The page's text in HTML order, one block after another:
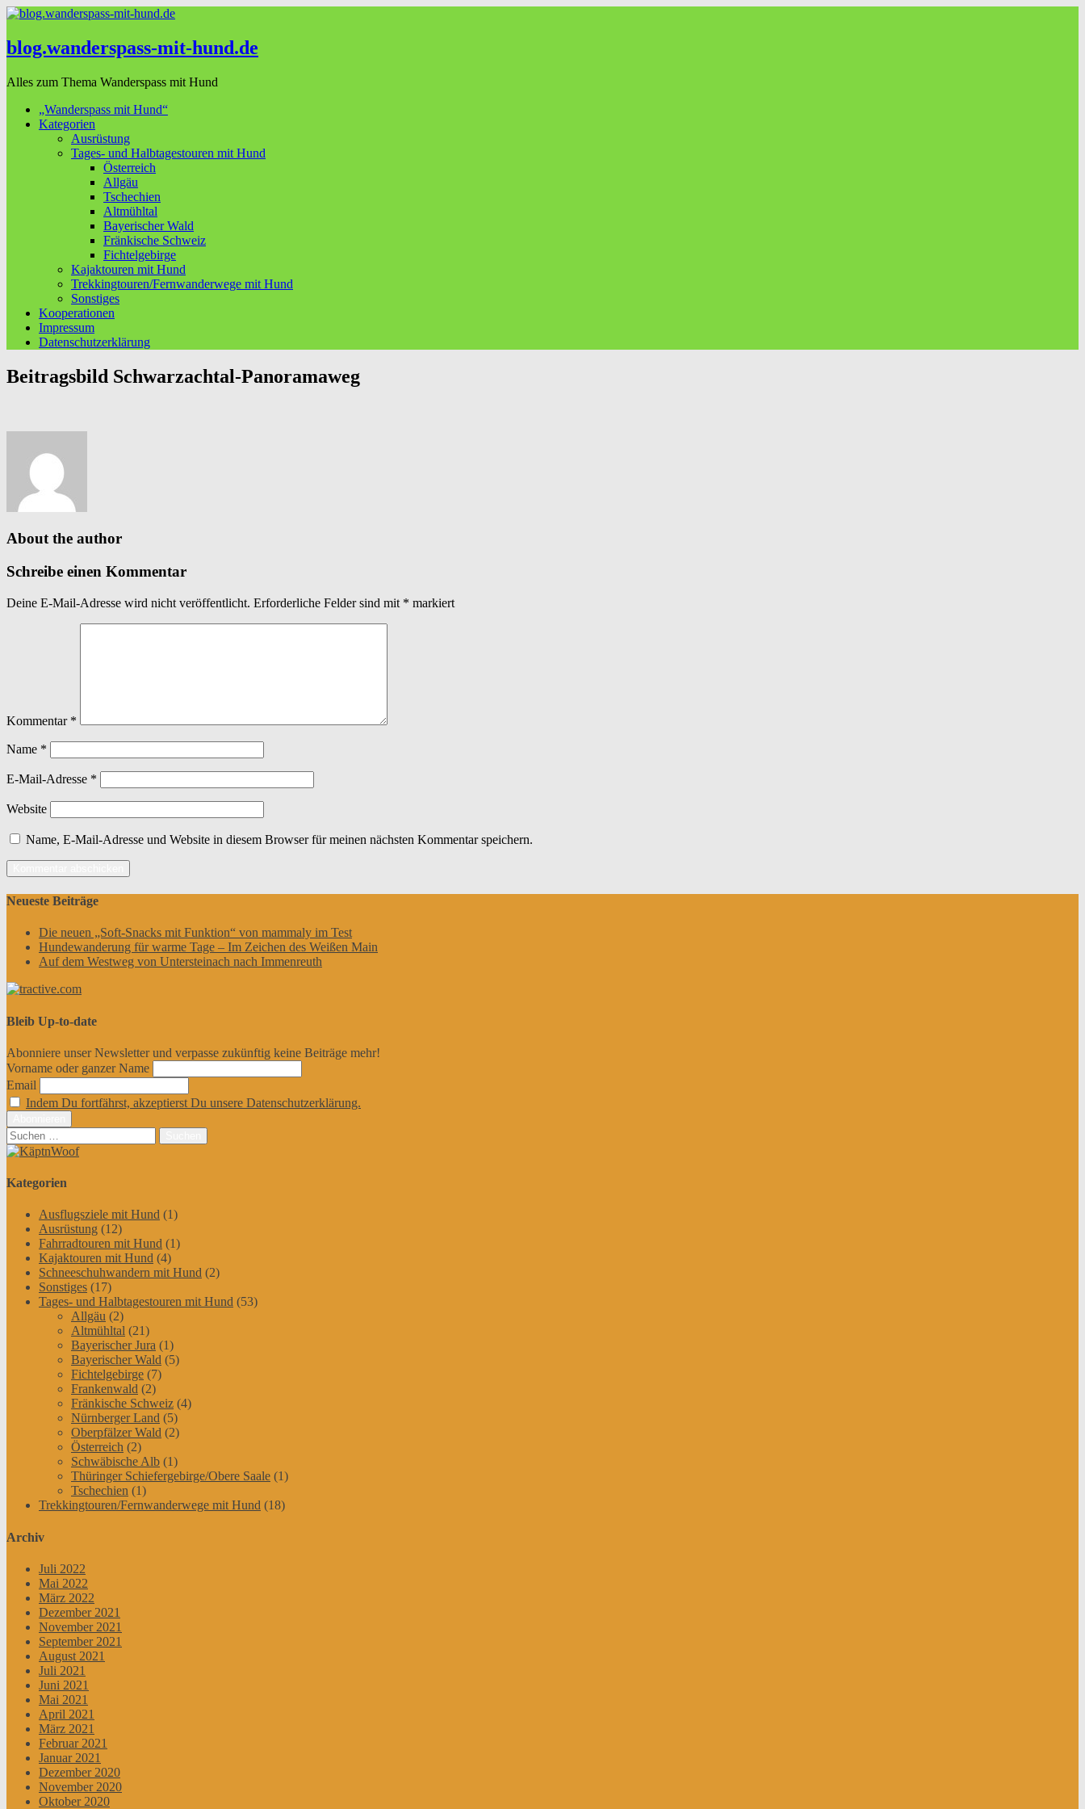
blog.wanderspass-mit-hund.de
Alles zum Thema Wanderspass mit Hund
„Wanderspass mit Hund“
Kategorien
Ausrüstung
Tages- und Halbtagestouren mit Hund
Österreich
Allgäu
Tschechien
Altmühltal
Bayerischer Wald
Fränkische Schweiz
Fichtelgebirge
Kajaktouren mit Hund
Trekkingtouren/Fernwanderwege mit Hund
Sonstiges
Kooperationen
Impressum
Datenschutzerklärung
Beitragsbild Schwarzachtal-Panoramaweg
About the author
Schreibe einen Kommentar
Deine E-Mail-Adresse wird nicht veröffentlicht. Erforderliche Felder sind mit * markiert
Kommentar *
Name *
E-Mail-Adresse *
Website
Name, E-Mail-Adresse und Website in diesem Browser für meinen nächsten Kommentar speichern.
Neueste Beiträge
Die neuen „Soft-Snacks mit Funktion“ von mammaly im Test
Hundewanderung für warme Tage – Im Zeichen des Weißen Main
Auf dem Westweg von Untersteinach nach Immenreuth
Bleib Up-to-date
Abonniere unser Newsletter und verpasse zukünftig keine Beiträge mehr!
Vorname oder ganzer Name
Email
Indem Du fortfährst, akzeptierst Du unsere Datenschutzerklärung.
Suchen
nach:
Kategorien
Ausflugsziele mit Hund (1)
Ausrüstung (12)
Fahrradtouren mit Hund (1)
Kajaktouren mit Hund (4)
Schneeschuhwandern mit Hund (2)
Sonstiges (17)
Tages- und Halbtagestouren mit Hund (53)
Allgäu (2)
Altmühltal (21)
Bayerischer Jura (1)
Bayerischer Wald (5)
Fichtelgebirge (7)
Frankenwald (2)
Fränkische Schweiz (4)
Nürnberger Land (5)
Oberpfälzer Wald (2)
Österreich (2)
Schwäbische Alb (1)
Thüringer Schiefergebirge/Obere Saale (1)
Tschechien (1)
Trekkingtouren/Fernwanderwege mit Hund (18)
Archiv
Juli 2022
Mai 2022
März 2022
Dezember 2021
November 2021
September 2021
August 2021
Juli 2021
Juni 2021
Mai 2021
April 2021
März 2021
Februar 2021
Januar 2021
Dezember 2020
November 2020
Oktober 2020